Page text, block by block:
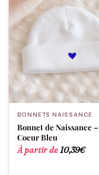
BONNETS NAISSANCE
Bonnet de Naissance –
Coeur Bleu
À partir de 10,39€